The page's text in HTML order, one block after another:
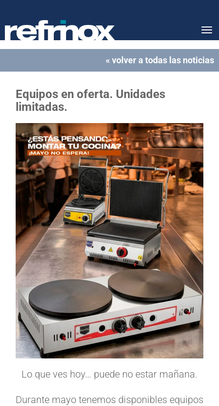
« volver a todas las noticias
Equipos en oferta. Unidades
limitadas.
Lo que ves hoy… puede no estar mañana.
Durante mayo tenemos disponibles equipos